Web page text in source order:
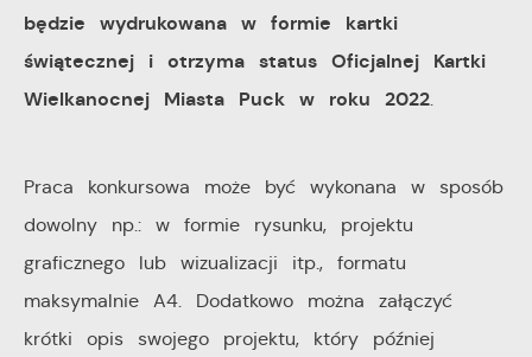
będzie wydrukowana w formie kartki
świątecznej i otrzyma status Oficjalnej Kartki
Wielkanocnej Miasta Puck w roku 2022.
Praca konkursowa może być wykonana w sposób
dowolny np.: w formie rysunku, projektu
graficznego lub wizualizacji itp., formatu
maksymalnie A4. Dodatkowo można załączyć
krótki opis swojego projektu, który później